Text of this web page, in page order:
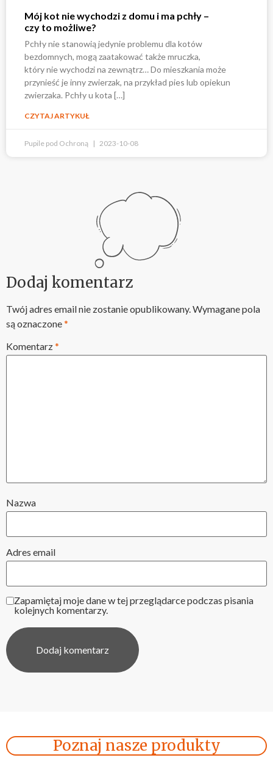
Mój kot nie wychodzi z domu i ma pchły –
czy to możliwe?
Pchły nie stanowią jedynie problemu dla kotów
bezdomnych, mogą zaatakować także mruczka,
który nie wychodzi na zewnątrz… Do mieszkania może
przynieść je inny zwierzak, na przykład pies lub opiekun
zwierzaka. Pchły u kota […]
CZYTAJ ARTYKUŁ
Pupile pod Ochroną 2023-10-08
Dodaj komentarz
Twój adres email nie zostanie opublikowany.Wymagane pola
są oznaczone*
Komentarz*
Nazwa
Adres email
Zapamiętaj moje dane w tej przeglądarce podczas pisania
kolejnych komentarzy.
Poznaj nasze produkty